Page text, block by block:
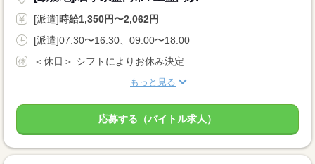
[派遣]時給1,350円〜2,062円
[派遣]07:30〜16:30、09:00〜18:00
＜休日＞ シフトによりお休み決定
もっと見る
応募する（バイトル求人）